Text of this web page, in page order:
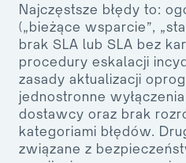
Najczęstsze błędy to:
(„bieżące wsparcie”,
brak SLA lub SLA bez
procedury eskalacji
zasady aktualizacji
jednostronne
dostawcy oraz brak
kategoriami błędów.
związane z